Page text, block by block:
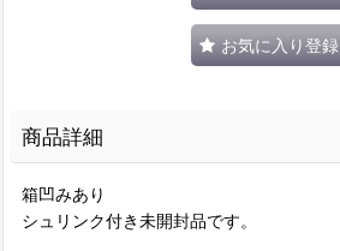
お気に入り登録
商品詳細
箱凹みあり
シュリンク付き未開封品です。